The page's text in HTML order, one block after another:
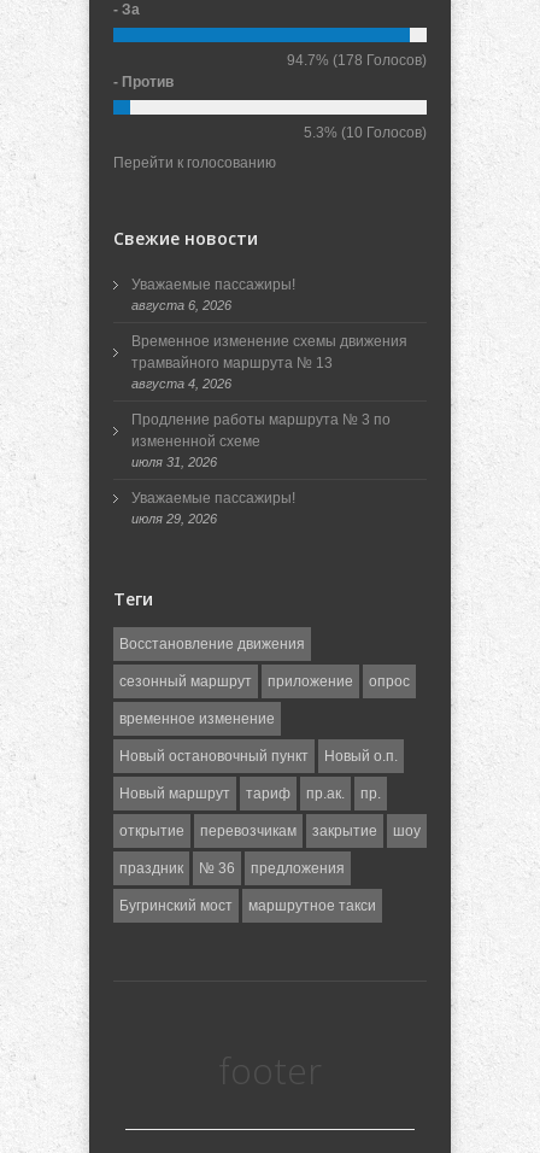
- За
94.7% (178 Голосов)
- Против
5.3% (10 Голосов)
Перейти к голосованию
Свежие новости
Уважаемые пассажиры!
августа 6, 2026
Временное изменение схемы движения
трамвайного маршрута № 13
августа 4, 2026
Продление работы маршрута № 3 по
измененной схеме
июля 31, 2026
Уважаемые пассажиры!
июля 29, 2026
Теги
Восстановление движения
сезонный маршрут приложение опрос
временное изменение
Новый остановочный пункт Новый о.п.
Новый маршрут тариф пр.ак. пр.
открытие перевозчикам закрытие шоу
праздник № 36 предложения
Бугринский мост маршрутное такси
footer